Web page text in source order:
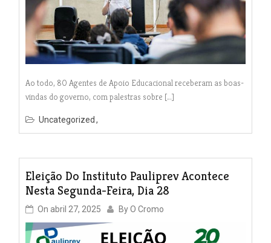
Ao todo, 80 Agentes de Apoio Educacional receberam as boas-
vindas do governo, com palestras sobre […]
Uncategorized
Eleição Do Instituto Pauliprev Acontece
Nesta Segunda-Feira, Dia 28
On abril 27, 2025 ByO Cromo